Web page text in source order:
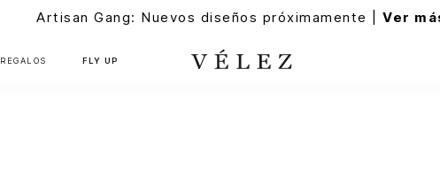
Artisan Gang: Nuevos diseños próximamente |Ver
REGALOS FLY UP